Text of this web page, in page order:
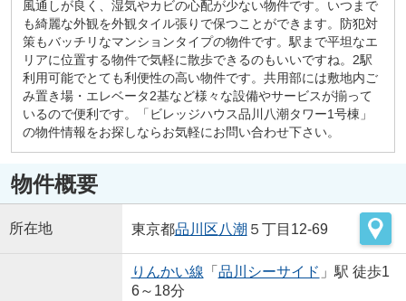
風通しが良く、湿気やカビの心配が少ない物件です。いつまで
も綺麗な外観を外観タイル張りで保つことができます。防犯対
策もバッチリなマンションタイプの物件です。駅まで平坦なエ
リアに位置する物件で気軽に散歩できるのもいいですね。2駅
利用可能でとても利便性の高い物件です。共用部には敷地内ご
み置き場・エレベータ2基など様々な設備やサービスが揃って
いるので便利です。「ビレッジハウス品川八潮タワー1号棟」
の物件情報をお探しならお気軽にお問い合わせ下さい。
物件概要
所在地 東京都品川区八潮 ５丁目12-69
りんかい線 「 品川シーサイド 」駅 徒歩1
6～18分